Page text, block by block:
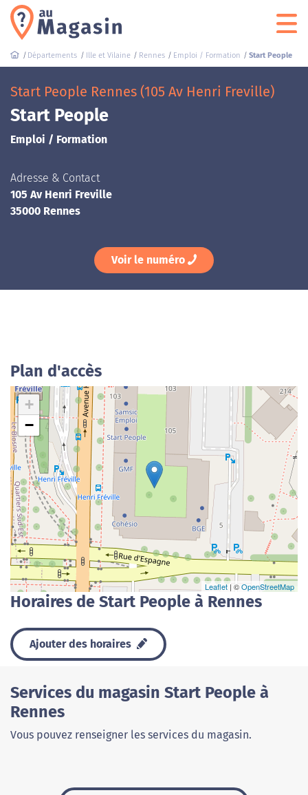
Départements Ille et Vilaine Rennes Emploi / Formation Start People
Start People Rennes (105 Av Henri Freville)
Start People
Emploi / Formation
Adresse & Contact
105 Av Henri Freville
35000 Rennes
Voir le numéro
Plan d'accès
+
−
Leaflet | ©OpenStreetMap
Horaires de Start People à Rennes
Ajouter des horaires
Services du magasin Start People à
Rennes
Vous pouvez renseigner les services du magasin.